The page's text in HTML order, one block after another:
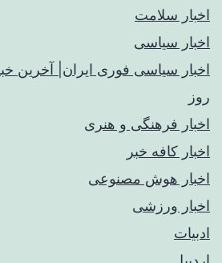
اخبار سلامت
اخبار سیاسی
اخبار سیاسی فوری ایران| آخرین
روز
اخبار فرهنگی و هنری
اخبار کافه خبر
اخبار هوش مصنوعی
اخبار ورزشی
ادبیات